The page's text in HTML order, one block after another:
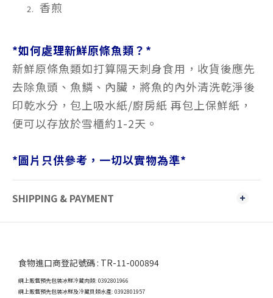
香煎
*如何處理新鮮原條魚類？*
新鮮原條魚類如打算隔天刺身食用，收貨後應先
去除魚頭、魚鱗、內臟，將魚的內外清洗乾淨後
印乾水分，包上吸水紙/廚房紙 再包上保鮮紙，
便可以存放於雪櫃約1-2天。
*圖片只供參考，一切以實物為準*
SHIPPING & PAYMENT
食物進口商登記號碼 : TR-11-000894
網上販售預先包裝冰鮮冷藏肉類: 0392801966
網上販售預先包裝冰鮮及冷藏貝類水產: 0392801957